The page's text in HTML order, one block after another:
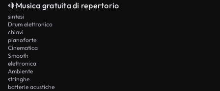
Musica gratuita di repertorio
sintesi
Drum elettronico
chiavi
pianoforte
Cinematica
Smooth
elettronica
Ambiente
stringhe
batterie acustiche